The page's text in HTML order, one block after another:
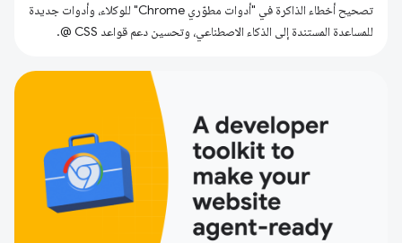
تصحيح أخطاء الذاكرة في "أدوات مطوّري Chrome" للوكلاء، وأدوات جديدة
للمساعدة المستندة إلى الذكاء الاصطناعي، وتحسين دعم قواعد CSS @.